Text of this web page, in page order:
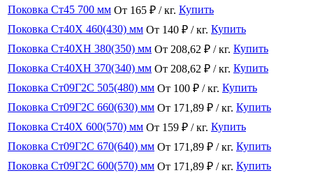
Поковка Ст45 700 мм От 165 ₽ / кг. Купить
Поковка Ст40Х 460(430) мм От 140 ₽ / кг. Купить
Поковка Ст40ХН 380(350) мм От 208,62 ₽ / кг. Купить
Поковка Ст40ХН 370(340) мм От 208,62 ₽ / кг. Купить
Поковка Ст09Г2С 505(480) мм От 100 ₽ / кг. Купить
Поковка Ст09Г2С 660(630) мм От 171,89 ₽ / кг. Купить
Поковка Ст40Х 600(570) мм От 159 ₽ / кг. Купить
Поковка Ст09Г2С 670(640) мм От 171,89 ₽ / кг. Купить
Поковка Ст09Г2С 600(570) мм От 171,89 ₽ / кг. Купить